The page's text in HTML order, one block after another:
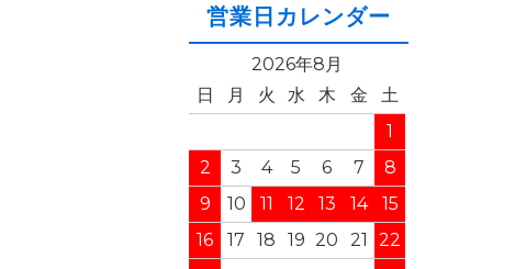
営業日カレンダー
2026年8月
日
月 火 水 木 金
土
1
2
3 4 5 6 7
8
9
10 11 12 13 14
15
16
17 18 19 20 21
22